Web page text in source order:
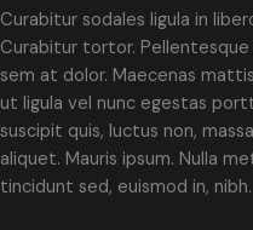
Curabitur sodales ligula in
Curabitur tortor. Pellentesque
sem at dolor. Maecenas
ut ligula vel nunc egestas
suscipit quis, luctus non,
aliquet. Mauris ipsum. Nulla
tincidunt sed, euismod in, nibh.